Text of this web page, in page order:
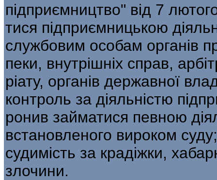
підприємництво" від 7
тися підприємницькою
службовим особам органів
пеки, внутрішніх справ,
ріату, органів державної
контроль за діяльністю
ронив займатися певною
встановленого вироком
судимість за крадіжки,
злочини.